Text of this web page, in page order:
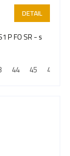
DETAIL
P FO SR - s
44 45 46